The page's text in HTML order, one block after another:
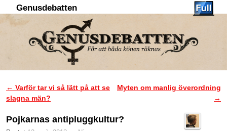
Genusdebatten
Inläggsnavigering
← Varför tar vi så lätt på att se
slagna män?
Myten om manlig överordning
→
Pojkarnas antipluggkultur?